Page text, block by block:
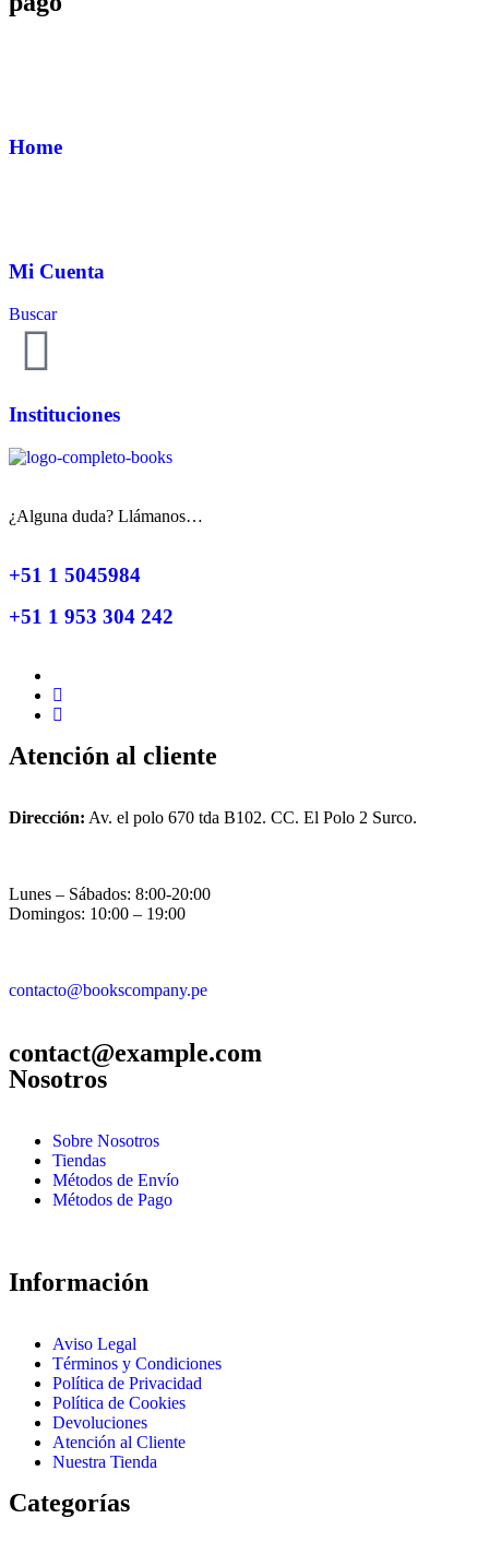
Home
Mi Cuenta
Buscar
Instituciones
¿Alguna duda? Llámanos…
+51 1 5045984
+51 1 953 304 242
Atención al cliente
Dirección: Av. el polo 670 tda B102. CC. El Polo 2 Surco.
Lunes – Sábados: 8:00-20:00
Domingos: 10:00 – 19:00
contacto@bookscompany.pe
contact@example.com
Nosotros
Sobre Nosotros
Tiendas
Métodos de Envío
Métodos de Pago
Información
Aviso Legal
Términos y Condiciones
Política de Privacidad
Política de Cookies
Devoluciones
Atención al Cliente
Nuestra Tienda
Categorías